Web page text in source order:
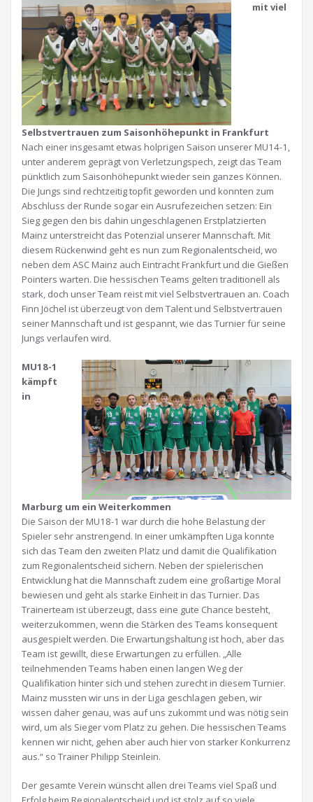
mit viel
Selbstvertrauen zum Saisonhöhepunkt in Frankfurt
Nach einer insgesamt etwas holprigen Saison unserer MU14-1,
unter anderem geprägt von Verletzungspech, zeigt das Team
pünktlich zum Saisonhöhepunkt wieder sein ganzes Können.
Die Jungs sind rechtzeitig topfit geworden und konnten zum
Abschluss der Runde sogar ein Ausrufezeichen setzen: Ein
Sieg gegen den bis dahin ungeschlagenen Erstplatzierten
Mainz unterstreicht das Potenzial unserer Mannschaft. Mit
diesem Rückenwind geht es nun zum Regionalentscheid, wo
neben dem ASC Mainz auch Eintracht Frankfurt und die Gießen
Pointers warten. Die hessischen Teams gelten traditionell als
stark, doch unser Team reist mit viel Selbstvertrauen an. Coach
Finn Jöchel ist überzeugt von dem Talent und Selbstvertrauen
seiner Mannschaft und ist gespannt, wie das Turnier für seine
Jungs verlaufen wird.
MU18-1
kämpft
in
Marburg um ein Weiterkommen
Die Saison der MU18-1 war durch die hohe Belastung der
Spieler sehr anstrengend. In einer umkämpften Liga konnte
sich das Team den zweiten Platz und damit die Qualifikation
zum Regionalentscheid sichern. Neben der spielerischen
Entwicklung hat die Mannschaft zudem eine großartige Moral
bewiesen und geht als starke Einheit in das Turnier. Das
Trainerteam ist überzeugt, dass eine gute Chance besteht,
weiterzukommen, wenn die Stärken des Teams konsequent
ausgespielt werden. Die Erwartungshaltung ist hoch, aber das
Team ist gewillt, diese Erwartungen zu erfüllen. „Alle
teilnehmenden Teams haben einen langen Weg der
Qualifikation hinter sich und stehen zurecht in diesem Turnier.
Mainz mussten wir uns in der Liga geschlagen geben, wir
wissen daher genau, was auf uns zukommt und was nötig sein
wird, um als Sieger vom Platz zu gehen. Die hessischen Teams
kennen wir nicht, gehen aber auch hier von starker Konkurrenz
aus.“ so Trainer Philipp Steinlein.
Der gesamte Verein wünscht allen drei Teams viel Spaß und